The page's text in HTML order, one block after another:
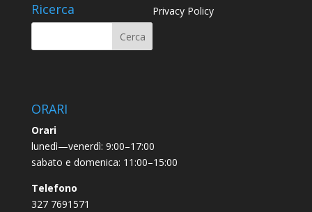
Ricerca Privacy Policy
ORARI
Orari
lunedì—venerdì: 9:00–17:00
sabato e domenica: 11:00–15:00
Telefono
327 7691571